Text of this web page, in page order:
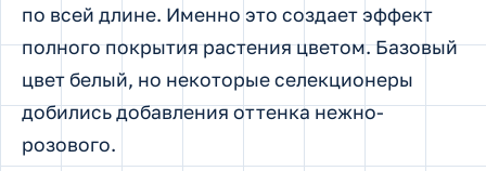
по всей длине. Именно это создает эффект
полного покрытия растения цветом. Базовый
цвет белый, но некоторые селекционеры
добились добавления оттенка нежно-
розового.